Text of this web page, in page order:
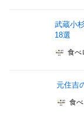
武蔵小
18選
食べ
元住吉
食